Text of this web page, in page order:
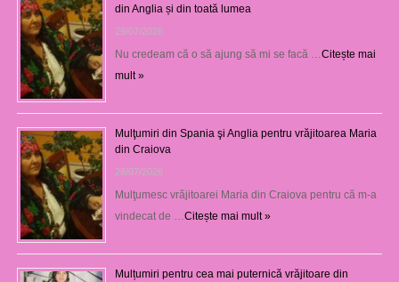
din Anglia și din toată lumea
29/07/2026
Nu credeam că o să ajung să mi se facă … Citește mai
mult »
Mulţumiri din Spania şi Anglia pentru vrăjitoarea Maria
din Craiova
28/07/2026
Mulţumesc vrăjitoarei Maria din Craiova pentru că m-a
vindecat de … Citește mai mult »
Mulțumiri pentru cea mai puternică vrăjitoare din